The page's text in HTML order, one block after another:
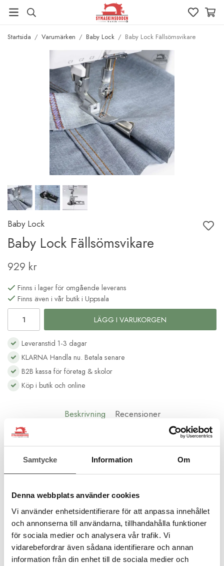
Samtycke Information Om
Denna webbplats använder cookies
Vi använder enhetsidentifierare för att anpassa innehållet
och annonserna till användarna, tillhandahålla funktioner
för sociala medier och analysera vår trafik. Vi
vidarebefordrar även sådana identifierare och annan
information från din enhet till de sociala medier och
Startsida / Varumärken / Baby Lock / Baby Lock Fällsömsvikare
Baby Lock
Baby Lock Fällsömsvikare
929 kr
Finns i lager för omgående leverans
Finns även i vår butik i Uppsala
LÄGG I VARUKORGEN
Leveranstid 1-3 dagar
KLARNA Handla nu. Betala senare
B2B kassa för företag & skolor
Köp i butik och online
Beskrivning Recensioner
Baby Lock Fällsömsvikare
Sammanfoga vävda tyger (ej trikå) så att kanterna viks in i
Passar maskingrupp 9A, 9B, 9D och 11 (Gloria, Aspire, Ovation,
Artikelnummer:
B0-75001